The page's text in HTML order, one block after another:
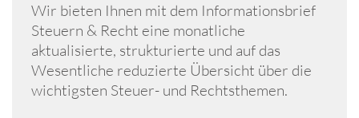
Wir bieten Ihnen mit dem Informationsbrief
Steuern & Recht eine monatliche
aktualisierte, strukturierte und auf das
Wesentliche reduzierte Übersicht über die
wichtigsten Steuer- und Rechtsthemen.